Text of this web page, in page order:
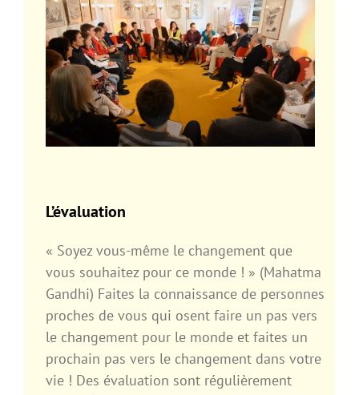
L’évaluation
« Soyez vous-même le changement que
vous souhaitez pour ce monde ! » (Mahatma
Gandhi) Faites la connaissance de personnes
proches de vous qui osent faire un pas vers
le changement pour le monde et faites un
prochain pas vers le changement dans votre
vie ! Des évaluation sont régulièrement